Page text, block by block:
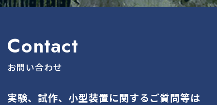
Contact
お問い合わせ
実験、試作、小型装置に関するご質問等は